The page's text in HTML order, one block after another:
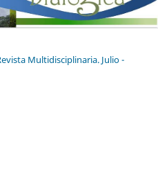
Multidisciplinaria. Julio -